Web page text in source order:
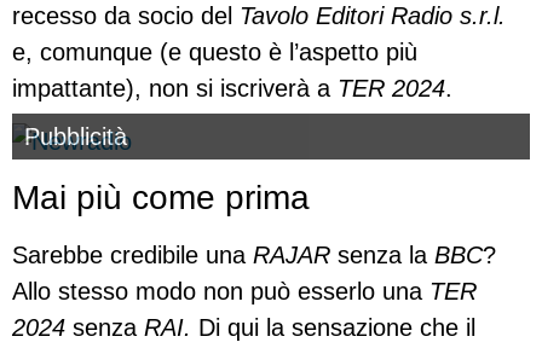
recesso da socio del Tavolo Editori Radio s.r.l.
e, comunque (e questo è l’aspetto più
impattante), non si iscriverà a TER 2024.
Pubblicità
Mai più come prima
Sarebbe credibile una RAJAR senza la BBC?
Allo stesso modo non può esserlo una TER
2024 senza RAI. Di qui la sensazione che il